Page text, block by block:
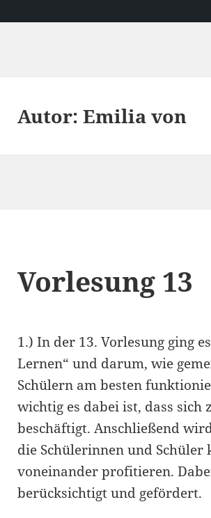
Autor:Emilia von
Vorlesung 13
1.) In der 13. Vorlesung ging
Lernen“ und darum, wie
Schülern am besten
wichtig es dabei ist, dass
beschäftigt. Anschließend
die Schülerinnen und Schüler
voneinander profitieren.
berücksichtigt und gefördert.